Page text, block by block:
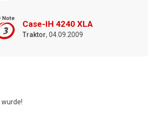
Note
3
Case-IH 4240 XLA
Traktor, 04.09.2009